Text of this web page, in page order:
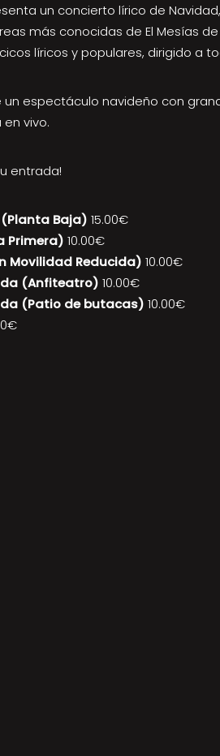
un concierto lírico de
más conocidas de El Mesías
líricos y populares, dirigido a
un espectáculo navideño con
vivo.
entrada!
Baja) 15.00€
Primera) 10.00€
Movilidad Reducida) 10.00€
(Anfiteatro) 10.00€
(Patio de butacas) 10.00€